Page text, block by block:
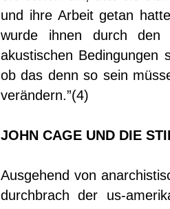
und ihre Arbeit getan
wurde ihnen durch den
akustischen Bedingungen
ob das denn so sein
verändern.”(4)
JOHN CAGE UND DIE
Ausgehend von
durchbrach der us-